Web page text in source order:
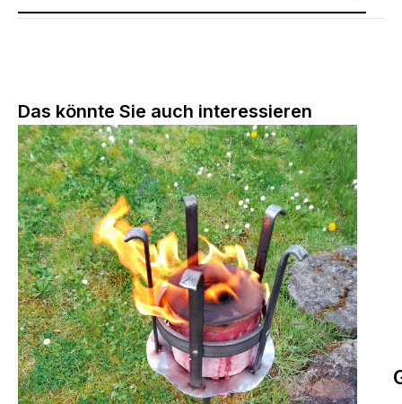
Produktgalerie überspringen
Das könnte Sie auch interessieren